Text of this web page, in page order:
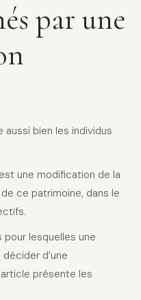
par une
bien les individus
une modification de la
ce patrimoine, dans le
lesquelles une
d’une
présente les